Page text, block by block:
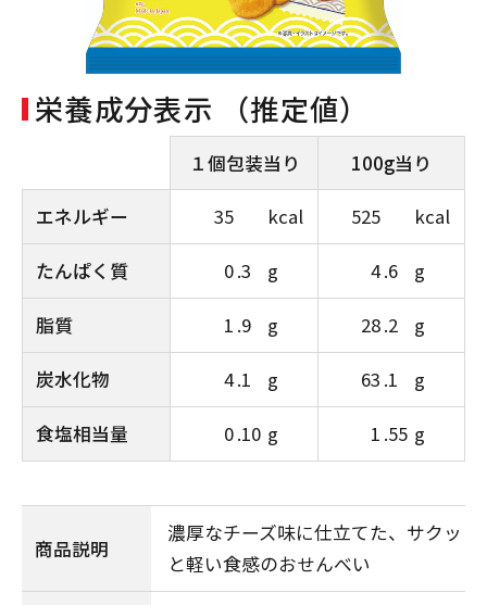
栄養成分表示 （推定値）
１個包装当り 100g当り
エネルギー 35 kcal 525 kcal
たんぱく質 0.3 g 4.6 g
脂質 1 .9 g 28.2 g
炭水化物 4.1 g 63 .1 g
食塩相当量 0.10 g 1 .55 g
商品説明
濃厚なチーズ味に仕立てた、サクッ
と軽い食感のおせんべい